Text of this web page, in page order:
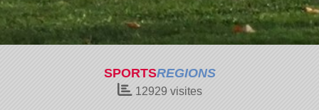
SPORTSREGIONS
12929 visites